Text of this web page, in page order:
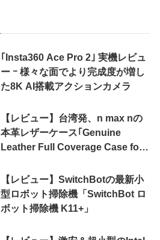
｢Insta360 Ace Pro 2｣ 実機レビュ
ー ｰ 様々な面でより完成度が増し
た8K AI搭載アクションカメラ
【レビュー】台湾発、n max nの
本革レザーケース｢Genuine
Leather Full Coverage Case for
【レビュー】SwitchBotの最新小
型ロボット掃除機「SwitchBot ロ
ボット掃除機 K11+」